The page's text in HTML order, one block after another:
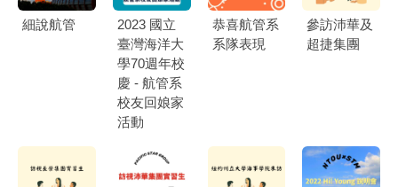
細說航管
2023 國立
臺灣海洋大
學70週年校
慶 - 航管系
校友回娘家
活動
恭喜航管系
系隊表現
參訪沛華及
超捷集團